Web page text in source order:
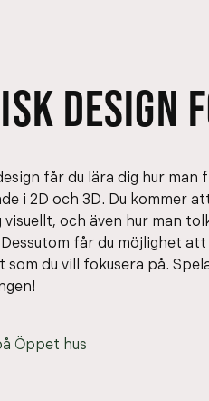
DESIGN
får du lära dig hur
i 2D och 3D. Du kommer
och även hur man
får du möjlighet att
som du vill fokusera på.
Öppet hus